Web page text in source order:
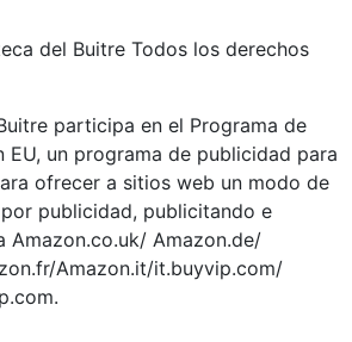
del Buitre Todos los derechos
participa en el Programa de
EU, un programa de publicidad para
ofrecer a sitios web un modo de
publicidad, publicitando e
Amazon.co.uk/ Amazon.de/
Amazon.it/it.buyvip.com/